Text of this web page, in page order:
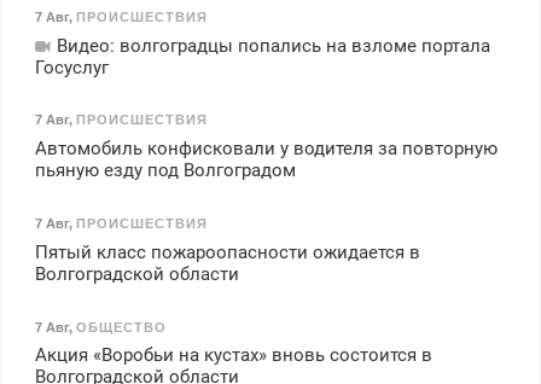
7 Авг, ПРОИСШЕСТВИЯ
Видео: волгоградцы попались на взломе портала
Госуслуг
7 Авг, ПРОИСШЕСТВИЯ
Автомобиль конфисковали у водителя за повторную
пьяную езду под Волгоградом
7 Авг, ПРОИСШЕСТВИЯ
Пятый класс пожароопасности ожидается в
Волгоградской области
7 Авг, ОБЩЕСТВО
Акция «Воробьи на кустах» вновь состоится в
Волгоградской области